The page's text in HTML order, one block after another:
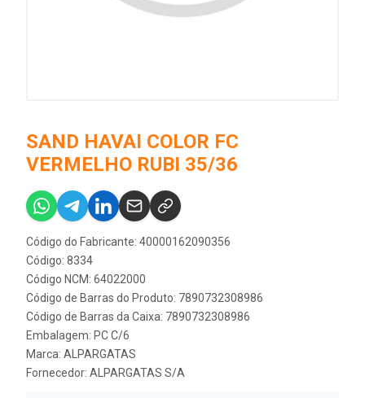
SAND HAVAI COLOR FC
VERMELHO RUBI 35/36
Código do Fabricante: 40000162090356
Código: 8334
Código NCM: 64022000
Código de Barras do Produto: 7890732308986
Código de Barras da Caixa: 7890732308986
Embalagem: PC C/6
Marca: ALPARGATAS
Fornecedor: ALPARGATAS S/A